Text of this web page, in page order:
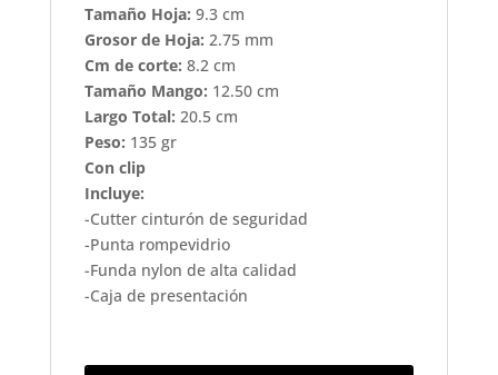
Tamaño Hoja: 9.3 cm
Grosor de Hoja: 2.75 mm
Cm de corte: 8.2 cm
Tamaño Mango: 12.50 cm
Largo Total: 20.5 cm
Peso: 135 gr
Con clip
Incluye:
-Cutter cinturón de seguridad
-Punta rompevidrio
-Funda nylon de alta calidad
-Caja de presentación